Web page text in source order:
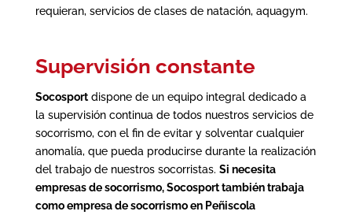
requieran, servicios de clases de natación, aquagym.
Supervisión constante
Socosportdispone de un equipo integral dedicado a
la supervisión continua de todos nuestros servicios de
socorrismo, con el fin de evitar y solventar cualquier
anomalía, que pueda producirse durante la realización
del trabajo de nuestros socorristas. Si necesita
empresas de socorrismo, Socosport también trabaja
comoempresa de socorrismo en Peñiscola